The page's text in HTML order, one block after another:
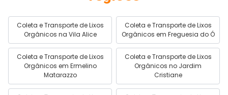
Coleta e Transporte de Lixos
Orgânicos na Vila Alice
Coleta e Transporte de Lixos
Orgânicos em Freguesia do Ó
Coleta e Transporte de Lixos
Orgânicos em Ermelino
Matarazzo
Coleta e Transporte de Lixos
Orgânicos no Jardim
Cristiane